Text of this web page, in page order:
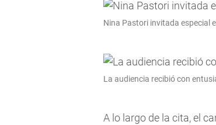
Nina Pastori invitada especial
La audiencia recibió con
A lo largo de la cita, el